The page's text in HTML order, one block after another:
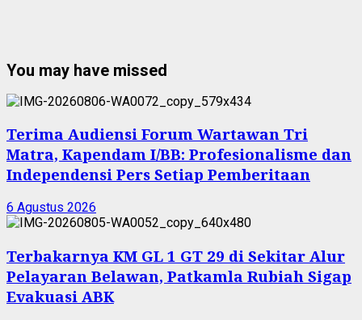
You may have missed
Terima Audiensi Forum Wartawan Tri
Matra, Kapendam I/BB: Profesionalisme dan
Independensi Pers Setiap Pemberitaan
6 Agustus 2026
Terbakarnya KM GL 1 GT 29 di Sekitar Alur
Pelayaran Belawan, Patkamla Rubiah Sigap
Evakuasi ABK